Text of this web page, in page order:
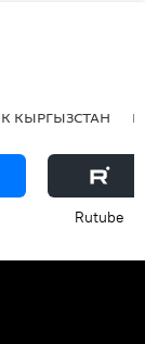
КЫРГЫЗСТАН
Rutube